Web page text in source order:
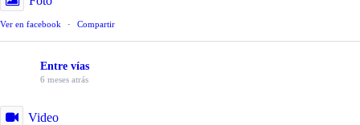
Ver en facebook · Compartir
Entre vías
6 meses atrás
Video